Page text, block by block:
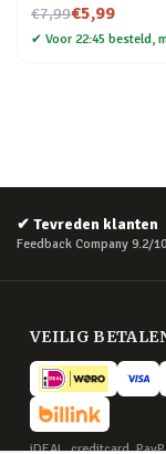
€7,99
Nu voor€5,99
✔ Voor 22:45 besteld,
✔ Tevreden klanten
Feedback Company 9.2/10
VEILIG
iDEAL, creditcard,